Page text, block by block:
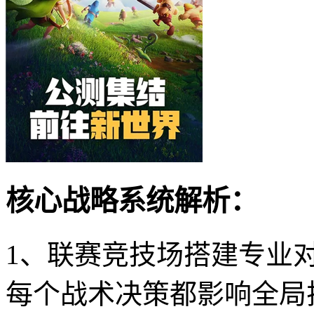
核心战略系统解析：
1、联赛竞技场搭建专业
每个战术决策都影响全局